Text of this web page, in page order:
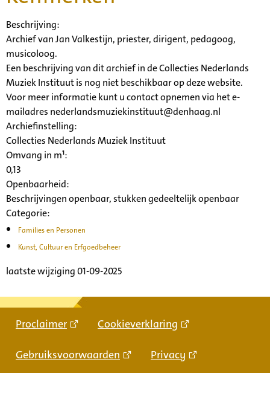
Beschrijving:
Archief van Jan Valkestijn, priester, dirigent, pedagoog,
musicoloog.
Een beschrijving van dit archief in de Collecties Nederlands
Muziek Instituut is nog niet beschikbaar op deze website.
Voor meer informatie kunt u contact opnemen via het e-
mailadres nederlandsmuziekinstituut@denhaag.nl
Archiefinstelling:
Collecties Nederlands Muziek Instituut
Omvang in m¹:
0,13
Openbaarheid:
Beschrijvingen openbaar, stukken gedeeltelijk openbaar
Categorie:
Families en Personen
Kunst, Cultuur en Erfgoedbeheer
laatste wijziging 01-09-2025
Proclaimer Cookieverklaring
Gebruiksvoorwaarden Privacy